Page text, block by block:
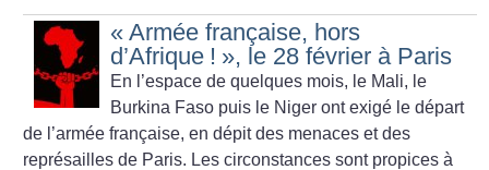
« Armée française, hors
d’Afrique ! », le 28 février à Paris
En l’espace de quelques mois, le Mali, le
Burkina Faso puis le Niger ont exigé le départ
de l’armée française, en dépit des menaces et des
représailles de Paris. Les circonstances sont propices à